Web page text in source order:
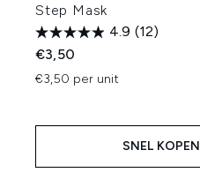
Step Mask
4.9 (12)
€3,50
€3,50 per unit
SNEL KOPEN